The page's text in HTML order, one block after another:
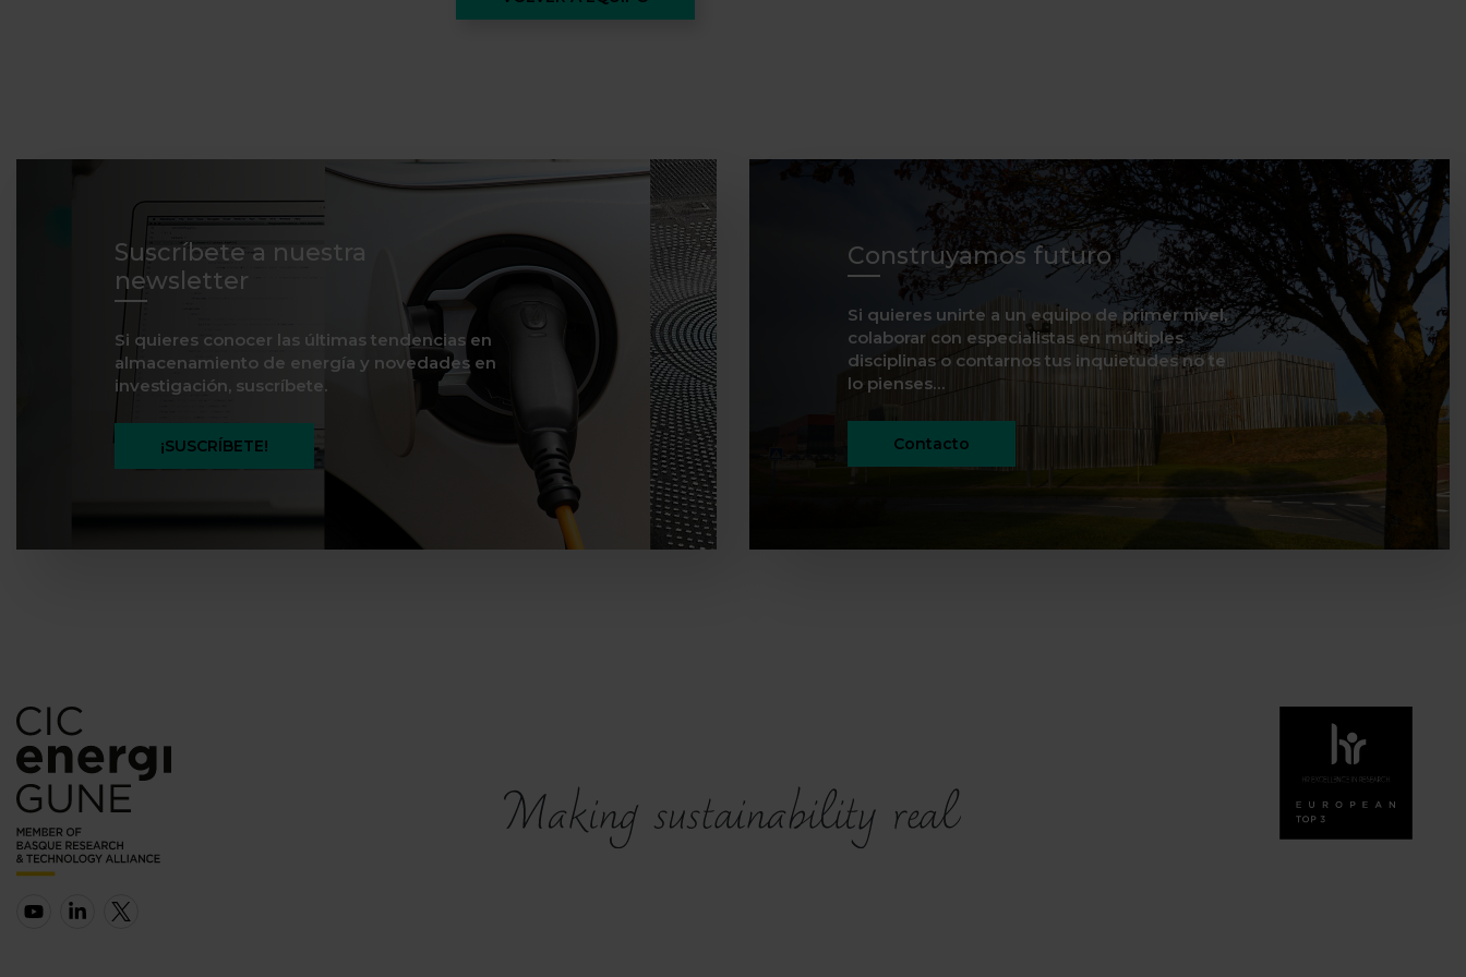
Suscríbete a nuestra
newsletter
Si quieres conocer las últimas tendencias en
almacenamiento de energía y novedades en
investigación, suscríbete.
¡SUSCRÍBETE!
Construyamos futuro
Si quieres unirte a un equipo de primer nivel,
colaborar con especialistas en múltiples
disciplinas o contarnos tus inquietudes no te
lo pienses…
Contacto